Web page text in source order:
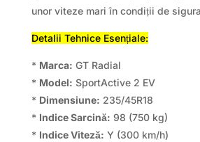
unor viteze mari în condiții de
Detalii Tehnice Esențiale:
* Marca: GT Radial
* Model: SportActive 2 EV
* Dimensiune: 235/45R18
* Indice Sarcină: 98 (750 kg)
* Indice Viteză: Y (300 km/h)